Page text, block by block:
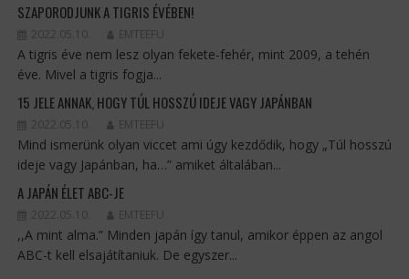
SZAPORODJUNK A TIGRIS ÉVÉBEN!
2022.05.10. EMTEEFU
A tigris éve nem lesz olyan fekete-fehér, mint 2009, a tehén
éve. Mivel a tigris fogja...
15 JELE ANNAK, HOGY TÚL HOSSZÚ IDEJE VAGY JAPÁNBAN
2022.05.10. EMTEEFU
Mind ismerünk olyan viccet ami úgy kezdődik, hogy „Túl hosszú
ideje vagy Japánban, ha…” amiket általában...
A JAPÁN ÉLET ABC-JE
2022.05.10. EMTEEFU
,,A mint alma.” Minden japán így tanul, amikor éppen az angol
ABC-t kell elsajátítaniuk. De egyszer...